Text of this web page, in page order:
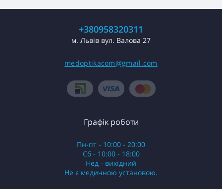
+380958320311
м. Львів вул. Валова 27
medoptikacom@gmail.com
Графік роботи
Пн-пт - 10:00 - 20:00
Сб - 10:00 - 18:00
Нед - вихідний
Не є медичною установою.